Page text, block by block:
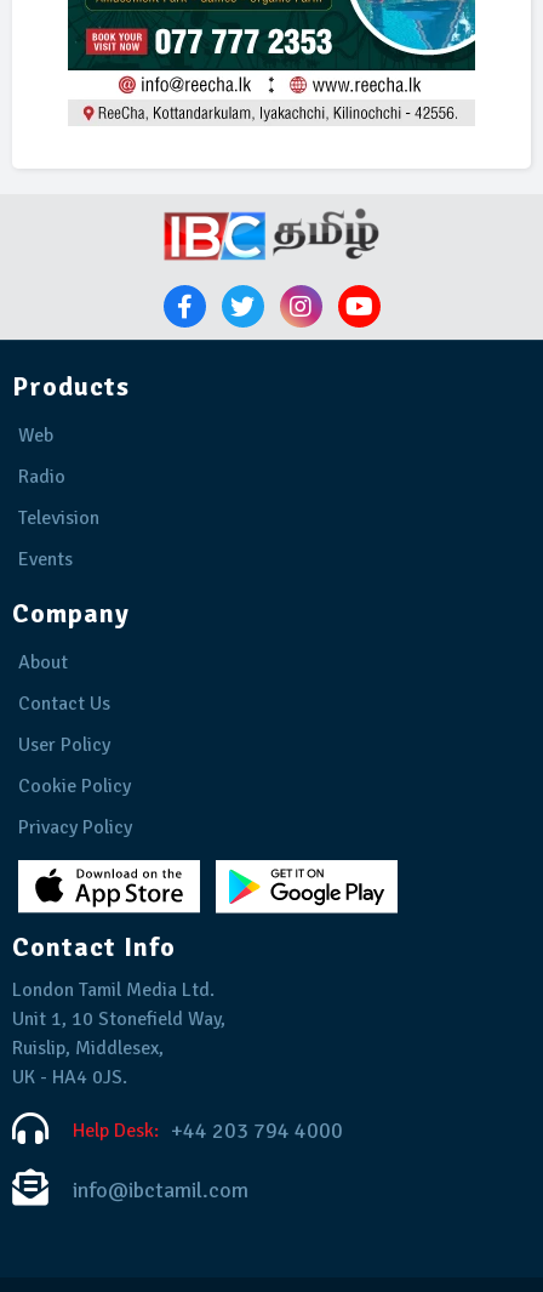
Products
Web
Radio
Television
Events
Company
About
Contact Us
User Policy
Cookie Policy
Privacy Policy
Contact Info
London Tamil Media Ltd.
Unit 1, 10 Stonefield Way,
Ruislip, Middlesex,
UK - HA4 0JS.
Help Desk: +44 203 794 4000
info@ibctamil.com